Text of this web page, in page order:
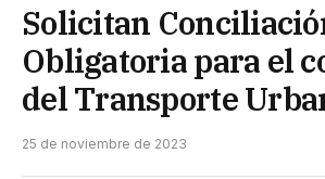
Solicitan
Obligatoria para el
del Transporte
25 de noviembre de 2023